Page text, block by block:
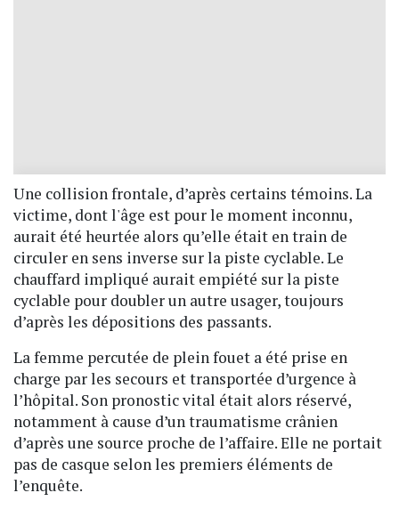
Une collision frontale, d’après certains témoins. La
victime, dont l'âge est pour le moment inconnu,
aurait été heurtée alors qu’elle était en train de
circuler en sens inverse sur la piste cyclable. Le
chauffard impliqué aurait empiété sur la piste
cyclable pour doubler un autre usager, toujours
d’après les dépositions des passants.
La femme percutée de plein fouet a été prise en
charge par les secours et transportée d’urgence à
l’hôpital. Son pronostic vital était alors réservé,
notamment à cause d’un traumatisme crânien
d’après une source proche de l’affaire. Elle ne portait
pas de casque selon les premiers éléments de
l’enquête.